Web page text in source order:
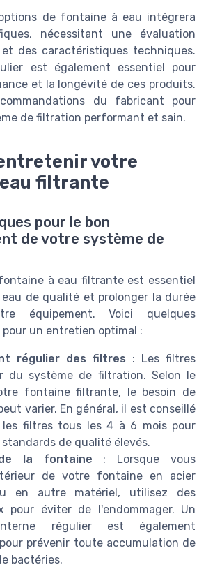
de fontaine à eau intégrera
nécessitant une évaluation
des caractéristiques techniques.
est également essentiel pour
et la longévité de ces produits.
du fabricant pour
de filtration performant et sain.
votre
filtrante
pour le bon
de votre système de
à eau filtrante est essentiel
de qualité et prolonger la durée
équipement. Voici quelques
un entretien optimal :
régulier des filtres : Les filtres
du système de filtration. Selon le
fontaine filtrante, le besoin de
varier. En général, il est conseillé
les filtres tous les 4 à 6 mois pour
de qualité élevés.
la fontaine : Lorsque vous
de votre fontaine en acier
en autre matériel, utilisez des
pour éviter de l'endommager. Un
régulier est également
prévenir toute accumulation de
bactéries.